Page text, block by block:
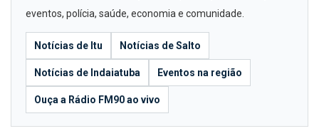
eventos, polícia, saúde, economia e comunidade.
Notícias de Itu Notícias de Salto
Notícias de Indaiatuba Eventos na região
Ouça a Rádio FM90 ao vivo